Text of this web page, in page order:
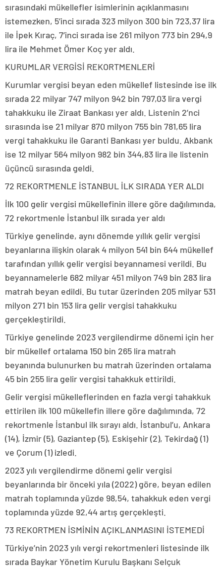
sırasındaki mükellefler isimlerinin açıklanmasını
istemezken, 5’inci sırada 323 milyon 300 bin 723,37 lira
ile İpek Kıraç, 7’inci sırada ise 261 milyon 773 bin 294,9
lira ile Mehmet Ömer Koç yer aldı.
KURUMLAR VERGİSİ REKORTMENLERİ
Kurumlar vergisi beyan eden mükellef listesinde ise ilk
sırada 22 milyar 747 milyon 942 bin 797,03 lira vergi
tahakkuku ile Ziraat Bankası yer aldı. Listenin 2’nci
sırasında ise 21 milyar 870 milyon 755 bin 781,65 lira
vergi tahakkuku ile Garanti Bankası yer buldu. Akbank
ise 12 milyar 564 milyon 982 bin 344,83 lira ile listenin
üçüncü sırasında geldi.
72 REKORTMENLE İSTANBUL İLK SIRADA YER ALDI
İlk 100 gelir vergisi mükellefinin illere göre dağılımında,
72 rekortmenle İstanbul ilk sırada yer aldı
Türkiye genelinde, aynı dönemde yıllık gelir vergisi
beyanlarına ilişkin olarak 4 milyon 541 bin 644 mükellef
tarafından yıllık gelir vergisi beyannamesi verildi. Bu
beyannamelerle 682 milyar 451 milyon 749 bin 283 lira
matrah beyan edildi. Bu tutar üzerinden 205 milyar 531
milyon 271 bin 153 lira gelir vergisi tahakkuku
gerçekleştirildi.
Türkiye genelinde 2023 vergilendirme dönemi için her
bir mükellef ortalama 150 bin 265 lira matrah
beyanında bulunurken bu matrah üzerinden ortalama
45 bin 255 lira gelir vergisi tahakkuk ettirildi.
Gelir vergisi mükelleflerinden en fazla vergi tahakkuk
ettirilen ilk 100 mükellefin illere göre dağılımında, 72
rekortmenle İstanbul ilk sırayı aldı. İstanbul’u, Ankara
(14), İzmir (5), Gaziantep (5), Eskişehir (2), Tekirdağ (1)
ve Çorum (1) izledi.
2023 yılı vergilendirme dönemi gelir vergisi
beyanlarında bir önceki yıla (2022) göre, beyan edilen
matrah toplamında yüzde 98,54, tahakkuk eden vergi
toplamında yüzde 92,44 artış gerçekleşti.
73 REKORTMEN İSMİNİN AÇIKLANMASINI İSTEMEDİ
Türkiye’nin 2023 yılı vergi rekortmenleri listesinde ilk
sırada Baykar Yönetim Kurulu Başkanı Selçuk